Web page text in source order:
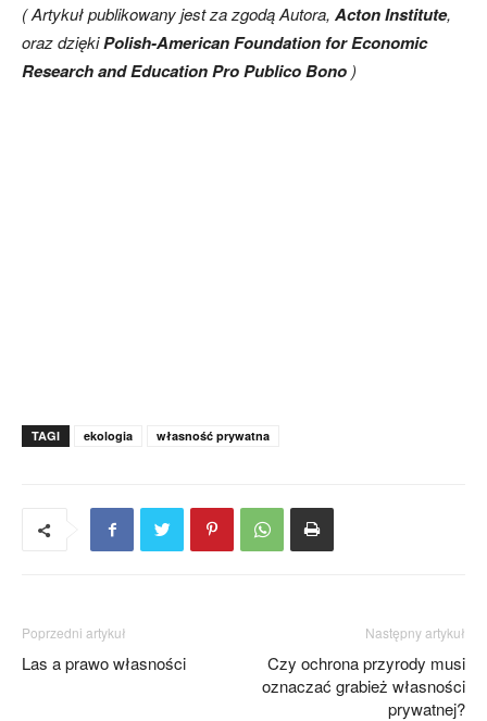
( Artykuł publikowany jest za zgodą Autora, Acton Institute,
oraz dziękiPolish-American Foundation for Economic
Research and Education Pro Publico Bono )
TAGI ekologia własność prywatna
Poprzedni artykuł
Las a prawo własności
Następny artykuł
Czy ochrona przyrody musi
oznaczać grabież własności
prywatnej?